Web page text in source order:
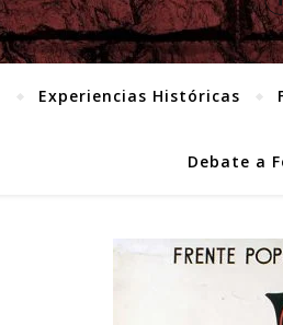
Experiencias Históricas
Debate a